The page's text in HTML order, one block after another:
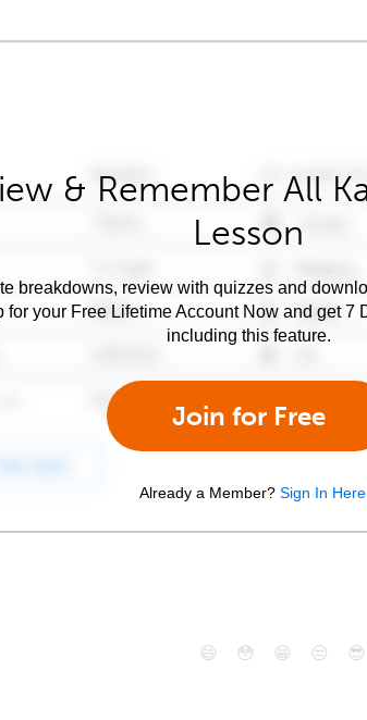
& Remember All
Lesson
breakdowns, review with quizzes and
for your Free Lifetime Account Now and get 7
including this feature.
Join for Free
Already a Member? Sign In Here
😄 😳 😁 😒 😎